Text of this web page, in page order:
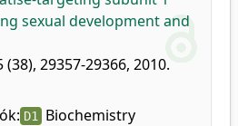
sexual development and
(38), 29357-29366, 2010.
D1 Biochemistry